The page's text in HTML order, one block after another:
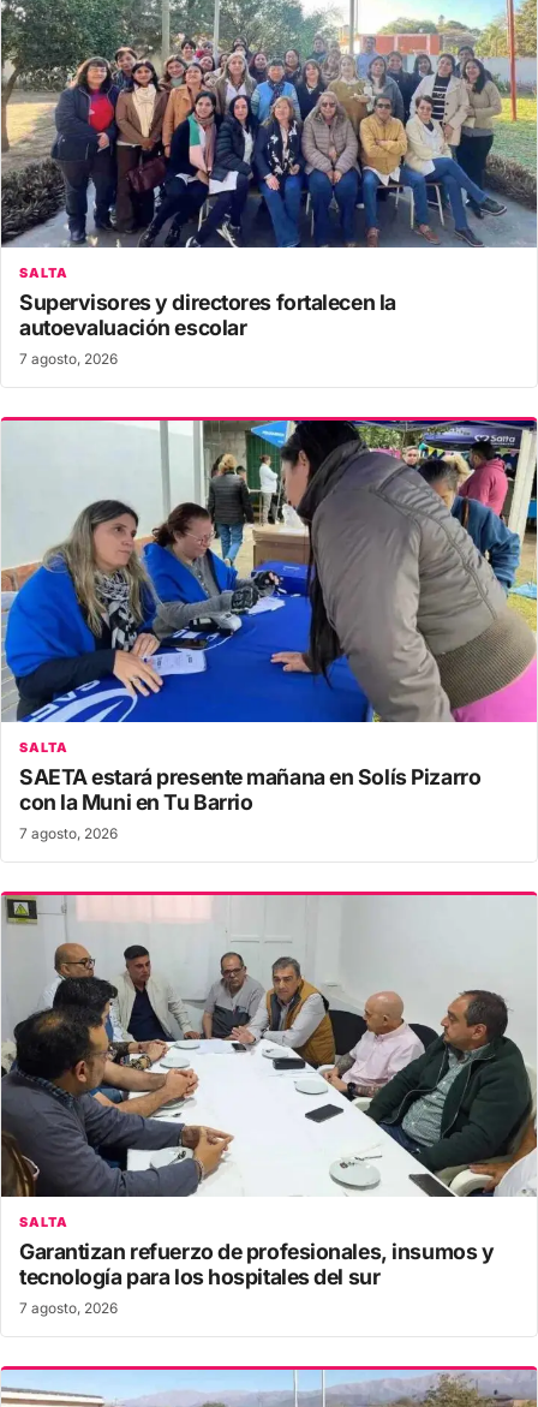
SALTA
Supervisores y directores fortalecen la
autoevaluación escolar
7 agosto, 2026
SALTA
SAETA estará presente mañana en Solís Pizarro
con la Muni en Tu Barrio
7 agosto, 2026
SALTA
Garantizan refuerzo de profesionales, insumos y
tecnología para los hospitales del sur
7 agosto, 2026